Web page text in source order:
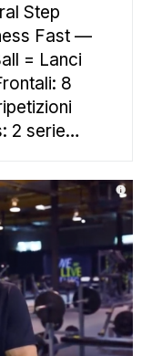
Step
Fast —
= Lanci
8
2 serie…